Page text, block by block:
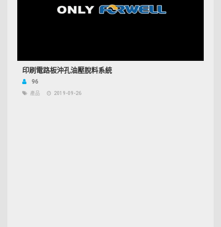
印刷電路板沖孔油壓脫料系統
96
產品 2019-09-26